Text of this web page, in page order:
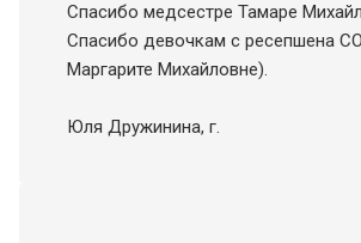
Спасибо медсестре Тамаре
Спасибо девочкам с ресепшена
Маргарите Михайловне).
Юля Дружинина, г.